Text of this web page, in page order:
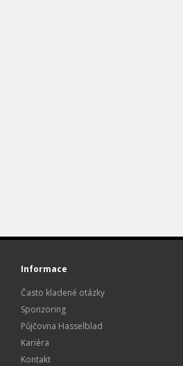
Informace
Často kladené otázky
Sponzoring
Půjčovna Hasselblad
Kariéra
Kontakt